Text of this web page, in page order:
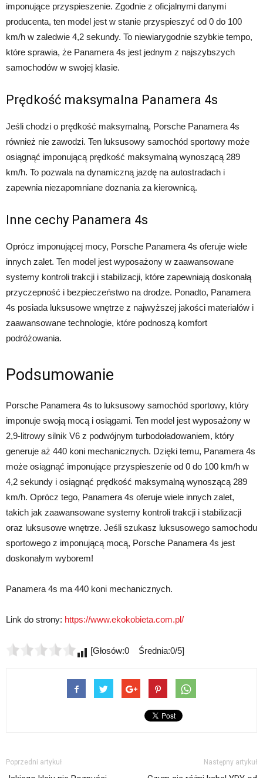
imponujące przyspieszenie. Zgodnie z oficjalnymi danymi
producenta, ten model jest w stanie przyspieszyć od 0 do 100
km/h w zaledwie 4,2 sekundy. To niewiarygodnie szybkie tempo,
które sprawia, że Panamera 4s jest jednym z najszybszych
samochodów w swojej klasie.
Prędkość maksymalna Panamera 4s
Jeśli chodzi o prędkość maksymalną, Porsche Panamera 4s
również nie zawodzi. Ten luksusowy samochód sportowy może
osiągnąć imponującą prędkość maksymalną wynoszącą 289
km/h. To pozwala na dynamiczną jazdę na autostradach i
zapewnia niezapomniane doznania za kierownicą.
Inne cechy Panamera 4s
Oprócz imponującej mocy, Porsche Panamera 4s oferuje wiele
innych zalet. Ten model jest wyposażony w zaawansowane
systemy kontroli trakcji i stabilizacji, które zapewniają doskonałą
przyczepność i bezpieczeństwo na drodze. Ponadto, Panamera
4s posiada luksusowe wnętrze z najwyższej jakości materiałów i
zaawansowane technologie, które podnoszą komfort
podróżowania.
Podsumowanie
Porsche Panamera 4s to luksusowy samochód sportowy, który
imponuje swoją mocą i osiągami. Ten model jest wyposażony w
2,9-litrowy silnik V6 z podwójnym turbodoładowaniem, który
generuje aż 440 koni mechanicznych. Dzięki temu, Panamera 4s
może osiągnąć imponujące przyspieszenie od 0 do 100 km/h w
4,2 sekundy i osiągnąć prędkość maksymalną wynoszącą 289
km/h. Oprócz tego, Panamera 4s oferuje wiele innych zalet,
takich jak zaawansowane systemy kontroli trakcji i stabilizacji
oraz luksusowe wnętrze. Jeśli szukasz luksusowego samochodu
sportowego z imponującą mocą, Porsche Panamera 4s jest
doskonałym wyborem!
Panamera 4s ma 440 koni mechanicznych.
Link do strony: https://www.ekokobieta.com.pl/
[Głosów:0 Średnia:0/5]
Poprzedni artykuł Następny artykuł